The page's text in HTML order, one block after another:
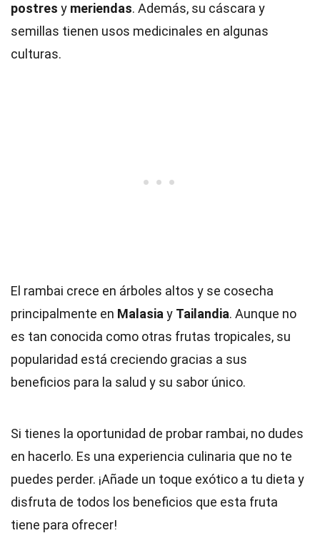
postres y meriendas. Además, su cáscara y
semillas tienen usos medicinales en algunas
culturas.
El rambai crece en árboles altos y se cosecha
principalmente en Malasia y Tailandia. Aunque no
es tan conocida como otras frutas tropicales, su
popularidad está creciendo gracias a sus
beneficios para la salud y su sabor único.
Si tienes la oportunidad de probar rambai, no dudes
en hacerlo. Es una experiencia culinaria que no te
puedes perder. ¡Añade un toque exótico a tu dieta y
disfruta de todos los beneficios que esta fruta
tiene para ofrecer!